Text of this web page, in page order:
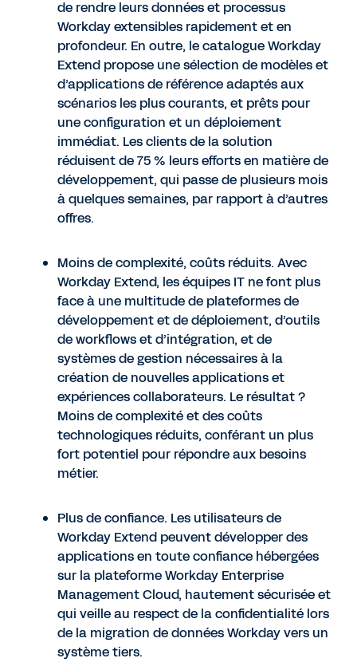
de rendre leurs données et processus
Workday extensibles rapidement et en
profondeur. En outre, le catalogue Workday
Extend propose une sélection de modèles et
d’applications de référence adaptés aux
scénarios les plus courants, et prêts pour
une configuration et un déploiement
immédiat. Les clients de la solution
réduisent de 75 % leurs efforts en matière de
développement, qui passe de plusieurs mois
à quelques semaines, par rapport à d’autres
offres.
Moins de complexité, coûts réduits. Avec
Workday Extend, les équipes IT ne font plus
face à une multitude de plateformes de
développement et de déploiement, d’outils
de workflows et d’intégration, et de
systèmes de gestion nécessaires à la
création de nouvelles applications et
expériences collaborateurs. Le résultat ?
Moins de complexité et des coûts
technologiques réduits, conférant un plus
fort potentiel pour répondre aux besoins
métier.
Plus de confiance. Les utilisateurs de
Workday Extend peuvent développer des
applications en toute confiance hébergées
sur la plateforme Workday Enterprise
Management Cloud, hautement sécurisée et
qui veille au respect de la confidentialité lors
de la migration de données Workday vers un
système tiers.